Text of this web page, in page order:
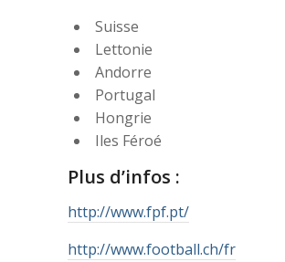
Suisse
Lettonie
Andorre
Portugal
Hongrie
Iles Féroé
Plus d’infos :
http://www.fpf.pt/
http://www.football.ch/fr